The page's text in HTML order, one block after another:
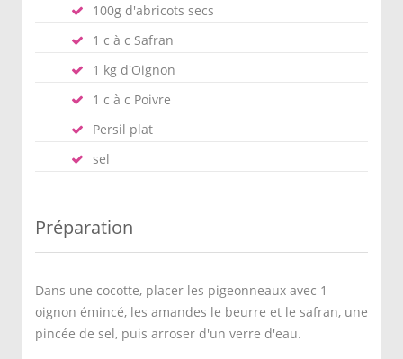
100g d'abricots secs
1 c à c Safran
1 kg d'Oignon
1 c à c Poivre
Persil plat
sel
Préparation
Dans une cocotte, placer les pigeonneaux avec 1
oignon émincé, les amandes le beurre et le safran, une
pincée de sel, puis arroser d'un verre d'eau.